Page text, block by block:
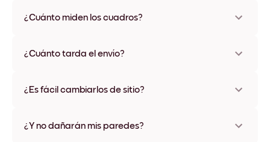
¿Cuánto miden los cuadros?
varios materiales y colores de marco, incluidas opciones sin
¿Cuánto tarda el envío?
disponibles en algunos países. Te enviaremos un número de
¿Es fácil cambiarlos de sitio?
ningún daño
¿Y no dañarán mis paredes?